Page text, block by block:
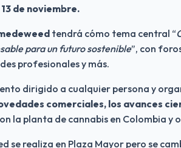
13 de noviembre.
tendrá cómo tema central “
para un futuro sostenible”, con
profesionales y más.
dirigido a cualquier persona y
comerciales, los avances
la planta de cannabis en Colombia y